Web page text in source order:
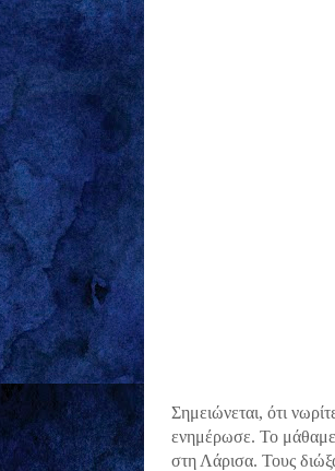
Σημειώνεται, ότι
ενημέρωσε. Το μάθαμε
στη Λάρισα. Τους